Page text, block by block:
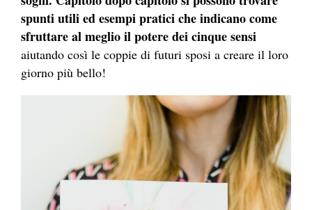
spunti utili ed esempi pratici che indicano come
sfruttare al meglio il potere dei cinque sensi
aiutando così le coppie di futuri sposi a creare il loro
giorno più bello!